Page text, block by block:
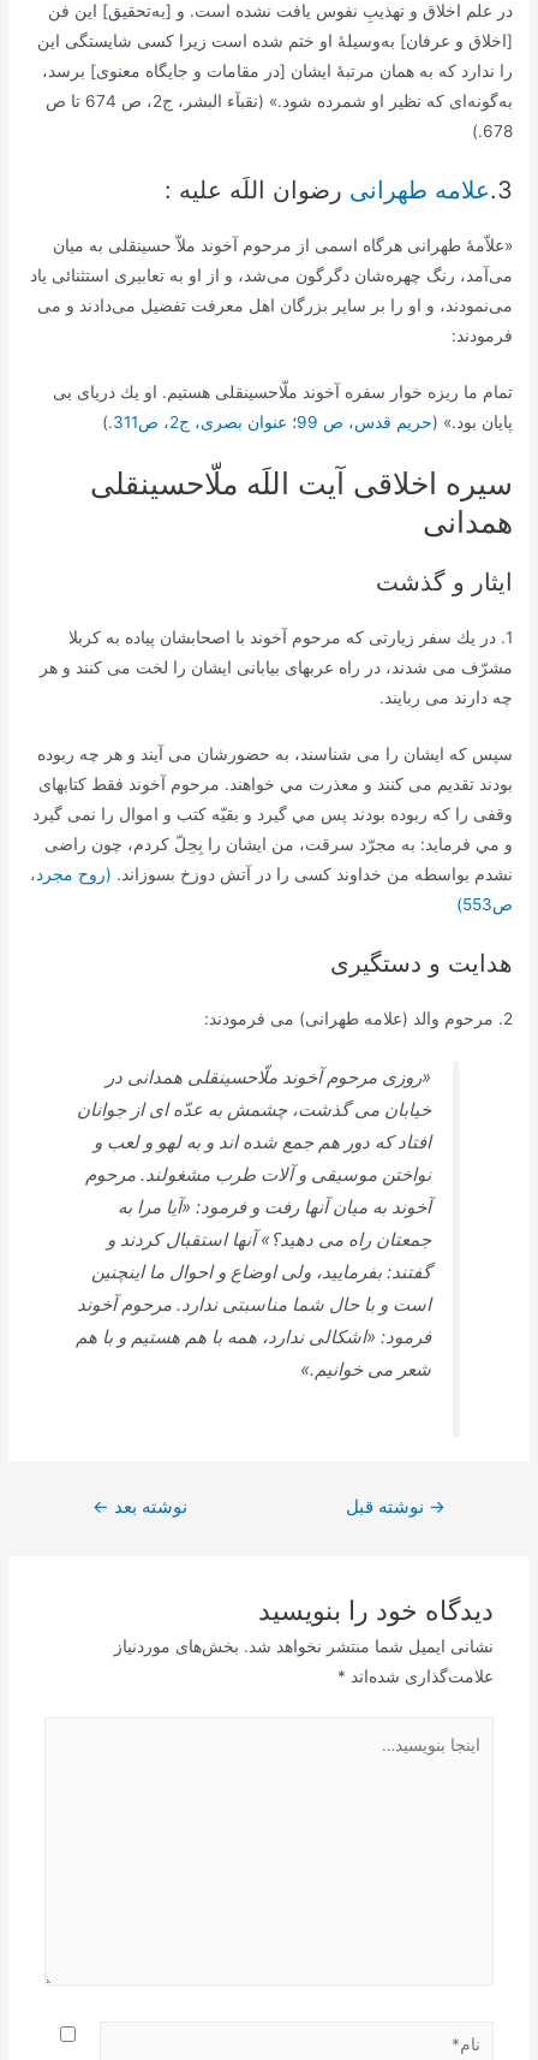
در علم اخلاق و تهذیبِ نفوس یافت نشده است. و [به‌تحقیق] این فن
[اخلاق و عرفان] به‌وسیلۀ او ختم شده است زیرا کسی شایستگی این
را ندارد که به همان مرتبۀ ایشان [در مقامات و جایگاه معنوی] برسد،
به‌گونه‌ای که نظیر او شمرده شود.» (نقبآء البشر، ج2، ص 674 تا ص
678.)
3. علامه طهرانی رضوان اللَه علیه :
«علاّمۀ طهرانی هرگاه اسمی از مرحوم آخوند ملاّ حسینقلی به میان
می‌آمد، رنگ چهره‌شان دگرگون می‌شد، و از او به تعابیری استثنائی یاد
می‌نمودند، و او را بر سایر بزرگان اهل معرفت تفضیل می‌دادند و می
فرمودند:
تمام ما ريزه ‏خوار سفره آخوند ملّاحسين‏قلى هستيم. او يك درياى بى
‏پايان بود.» (حریم قدس، ص 99 ؛ عنوان بصری، ج2، ص311 .)
سیره اخلاقی آیت اللَه ملّاحسینقلی
همدانی
ایثار و گذشت
1. در يك سفر زيارتى كه مرحوم آخوند با اصحابشان پياده به كربلا
مشرّف مى ‏شدند، در راه عرب‏هاى بيابانى ايشان را لخت مى ‏كنند و هر
چه دارند مى ‏ربايند.
سپس كه ايشان را مى‏ شناسند، به حضورشان مى ‏آيند و هر چه ربوده
بودند تقديم مى‏ كنند و معذرت مي خواهند. مرحوم آخوند فقط كتابهاى
وقفى را كه ربوده بودند پس مي گيرد و بقيّه كتب و اموال را نمى ‏گيرد
و مي فرمايد: به مجرّد سرقت، من ايشان را بِحِلّ كردم، چون راضى
نشدم بواسطه من خداوند كسى را در آتش دوزخ بسوزاند. (روح مجرد،
ص553)
هدایت و دستگیری
2. مرحوم والد (علامه طهرانی) مى ‏فرمودند:
«روزى مرحوم آخوند ملّاحسينقلى همدانى در
خيابان مى‏ گذشت، چشمش به عدّه‏ اى از جوانان
افتاد كه دور هم جمع شده ‏اند و به لهو و لعب و
نواختن‏ موسيقى و آلات طرب مشغولند. مرحوم
آخوند به ميان آنها رفت و فرمود: «آيا مرا به
جمعتان راه مى ‏دهيد؟» آنها استقبال كردند و
گفتند: بفرماييد، ولى اوضاع و احوال ما اين‏چنين
است و با حال شما مناسبتى ندارد. مرحوم آخوند
فرمود: «اشكالى ندارد، همه با هم هستيم و با هم
شعر مى ‏خوانيم.»
راهبری→ نوشته قبل نوشته بعد ←
دیدگاه‌ خود را بنویسید
نشانی ایمیل شما منتشر نخواهد شد. بخش‌های موردنیاز
علامت‌گذاری شده‌اند *
بنویسید…
نام*